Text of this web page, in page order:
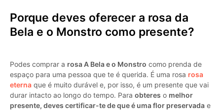
Porque deves oferecer a rosa da
Bela e o Monstro como presente?
Podes comprar a rosa A Bela e o Monstro como prenda de
espaço para uma pessoa que te é querida. É uma rosa rosa
eterna que é muito durável e, por isso, é um presente que vai
durar intacto ao longo do tempo. Para obteres o melhor
presente, deves certificar-te de que é uma flor preservada e